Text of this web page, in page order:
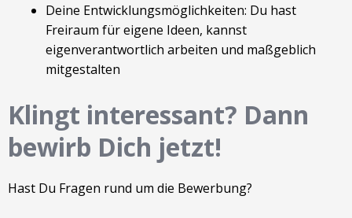
Deine Entwicklungsmöglichkeiten: Du hast
Freiraum für eigene Ideen, kannst
eigenverantwortlich arbeiten und maßgeblich
mitgestalten
Klingt interessant? Dann
bewirb Dich jetzt!
Hast Du Fragen rund um die Bewerbung?